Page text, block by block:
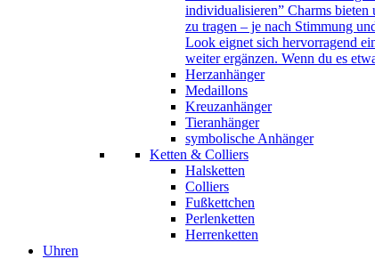
individualisieren” Charms
zu tragen – je nach Stimmung
Look eignet sich hervorragend
weiter ergänzen. Wenn du es
Herzanhänger
Medaillons
Kreuzanhänger
Tieranhänger
symbolische Anhänger
Ketten & Colliers
Halsketten
Colliers
Fußkettchen
Perlenketten
Herrenketten
Uhren